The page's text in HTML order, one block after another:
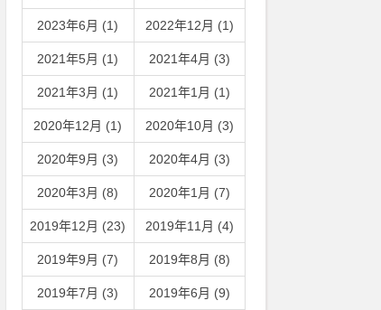
2023年6月 (1) 2022年12月 (1)
2021年5月 (1) 2021年4月 (3)
2021年3月 (1) 2021年1月 (1)
2020年12月 (1) 2020年10月 (3)
2020年9月 (3) 2020年4月 (3)
2020年3月 (8) 2020年1月 (7)
2019年12月 (23) 2019年11月 (4)
2019年9月 (7) 2019年8月 (8)
2019年7月 (3) 2019年6月 (9)